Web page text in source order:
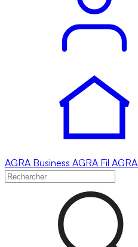
AGRA Business AGRA Fil AGRA